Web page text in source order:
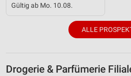
Gültig ab Mo. 10.08.
ALLE
Drogerie & Parfümerie